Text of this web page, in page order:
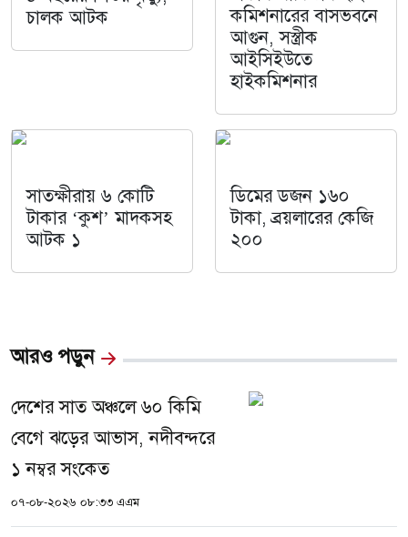
চালক আটক
কমিশনারের বাসভবনে
আগুন, সস্ত্রীক
আইসিইউতে
হাইকমিশনার
সাতক্ষীরায় ৬ কোটি
টাকার ‘কুশ’ মাদকসহ
আটক ১
ডিমের ডজন ১৬০
টাকা, ব্রয়লারের কেজি
২০০
আরও পড়ুন
দেশের সাত অঞ্চলে ৬০ কিমি
বেগে ঝড়ের আভাস, নদীবন্দরে
১ নম্বর সংকেত
০৭-০৮-২০২৬ ০৮:৩৩ এএম